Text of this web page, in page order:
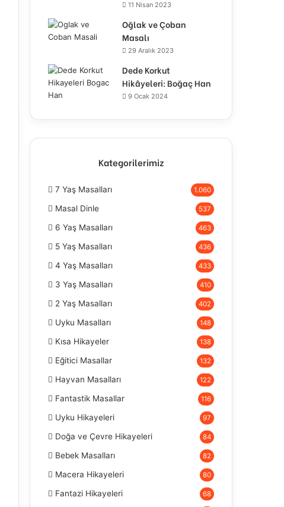
11 Nisan 2023
Oğlak ve Çoban
Masalı
29 Aralık 2023
Dede Korkut
Hikâyeleri: Boğaç Han
9 Ocak 2024
Kategorilerimiz
7 Yaş Masalları 1.060
Masal Dinle 537
6 Yaş Masalları 463
5 Yaş Masalları 436
4 Yaş Masalları 433
3 Yaş Masalları 410
2 Yaş Masalları 402
Uyku Masalları 148
Kısa Hikayeler 138
Eğitici Masallar 132
Hayvan Masalları 122
Fantastik Masallar 116
Uyku Hikayeleri 97
Doğa ve Çevre Hikayeleri 84
Bebek Masalları 82
Macera Hikayeleri 80
Fantazi Hikayeleri 68